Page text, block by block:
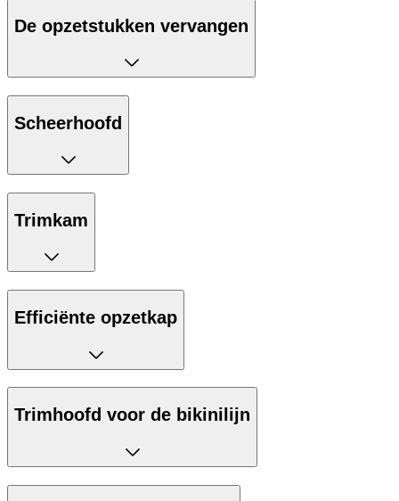
De opzetstukken vervangen
Scheerhoofd
Trimkam
Efficiënte opzetkap
Trimhoofd voor de bikinilijn